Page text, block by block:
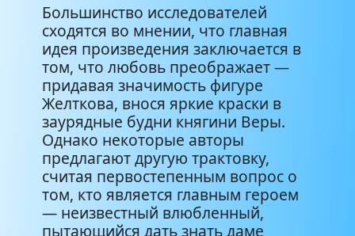
Большинство исследователей
сходятся во мнении, что главная
идея произведения заключается в
том, что любовь преображает —
придавая значимость фигуре
Желткова, внося яркие краски в
заурядные будни княгини Веры.
Однако некоторые авторы
предлагают другую трактовку,
считая первостепенным вопрос о
том, кто является главным героем
— неизвестный влюбленный,
пытающийся дать знать даме